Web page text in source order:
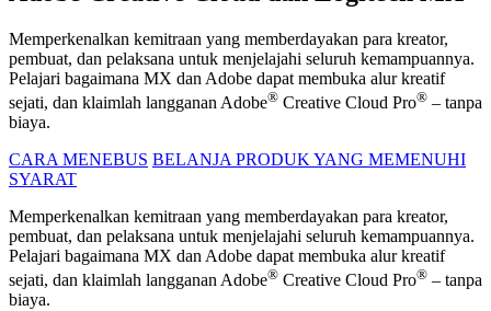
Memperkenalkan kemitraan yang memberdayakan para kreator,
pembuat, dan pelaksana untuk menjelajahi seluruh kemampuannya.
Pelajari bagaimana MX dan Adobe dapat membuka alur kreatif
sejati, dan klaimlah langganan Adobe® Creative Cloud Pro® – tanpa
biaya.
CARA MENEBUS BELANJA PRODUK YANG MEMENUHI
SYARAT
Memperkenalkan kemitraan yang memberdayakan para kreator,
pembuat, dan pelaksana untuk menjelajahi seluruh kemampuannya.
Pelajari bagaimana MX dan Adobe dapat membuka alur kreatif
sejati, dan klaimlah langganan Adobe® Creative Cloud Pro® – tanpa
biaya.